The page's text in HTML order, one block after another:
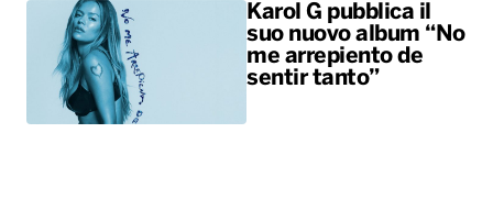
Karol G pubblica il
suo nuovo album “No
me arrepiento de
sentir tanto”